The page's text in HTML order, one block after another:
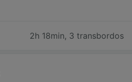
2h 18min, 3 transbordos